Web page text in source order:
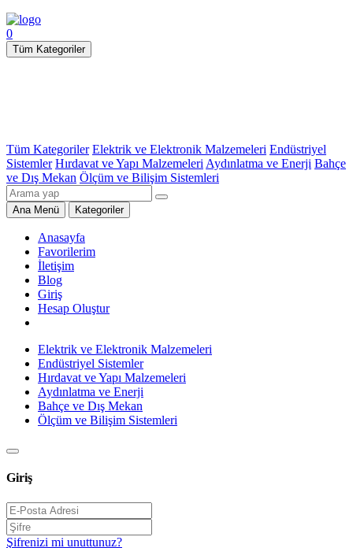
0
Tüm Kategoriler
Tüm Kategoriler Elektrik ve Elektronik Malzemeleri Endüstriyel
Sistemler Hırdavat ve Yapı Malzemeleri Aydınlatma ve Enerji Bahçe
ve Dış Mekan Ölçüm ve Bilişim Sistemleri
Ana Menü Kategoriler
Anasayfa
Favorilerim
İletişim
Blog
Giriş
Hesap Oluştur
Elektrik ve Elektronik Malzemeleri
Endüstriyel Sistemler
Hırdavat ve Yapı Malzemeleri
Aydınlatma ve Enerji
Bahçe ve Dış Mekan
Ölçüm ve Bilişim Sistemleri
Giriş
Şifrenizi mi unuttunuz?